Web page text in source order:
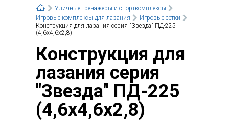
Уличные тренажеры и спорткомплексы
Игровые комплексы для лазания
Игровые сетки
Конструкция для лазания серия "Звезда" ПД-225
(4,6х4,6х2,8)
Конструкция для
лазания серия
"Звезда" ПД-225
(4,6х4,6х2,8)